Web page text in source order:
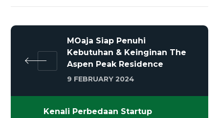
MOaja Siap Penuhi
Kebutuhan & Keinginan The
Aspen Peak Residence
9 FEBRUARY 2024
Kenali Perbedaan Startup